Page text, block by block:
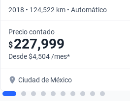
2018 • 124,522 km • Automático
Precio contado
$227,999
Desde $4,504 /mes*
Ciudad de México